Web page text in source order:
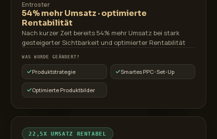
Entroster
54% mehr Umsatz · optimierte
Rentabilität
Nach kurzer Zeit bereits 54% mehr Umsatz bei stark
gesteigerter Sichtbarkeit und optimierter Rentabilität
WAS WURDE GEÄNDERT?
Produktstrategie Smartes PPC-Set-Up
Optimierte Produktbilder
22,5X UMSATZ RENTABEL